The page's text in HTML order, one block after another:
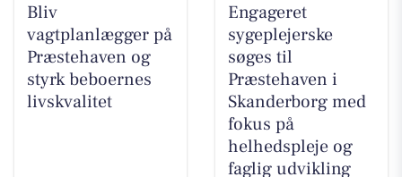
Bliv
vagtplanlægger på
Præstehaven og
styrk beboernes
livskvalitet
Engageret
sygeplejerske
søges til
Præstehaven i
Skanderborg med
fokus på
helhedspleje og
faglig udvikling